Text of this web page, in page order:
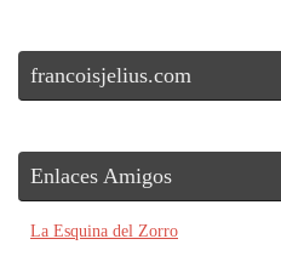
francoisjelius.com
Enlaces Amigos
La Esquina del Zorro